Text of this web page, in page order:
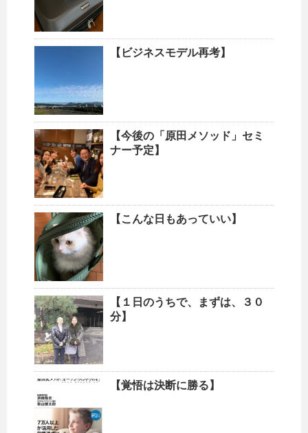
【ビジネスモデル再考】
【今後の「原田メソッド」セミ
ナー予定】
【こんな日もあっていい】
【１日のうちで、まずは、３０
分】
【覚悟は決断に勝る】